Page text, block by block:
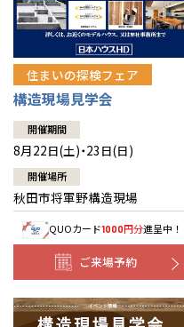
住まいの探検フェア
構造現場見学会
開催期間
8月22日(土)・23日(日)
開催場所
秋田市将軍野構造現場
QUOカード1000円分進呈中！
ご来場予約
山口
徳島
高知
鹿児島
長崎
沖縄